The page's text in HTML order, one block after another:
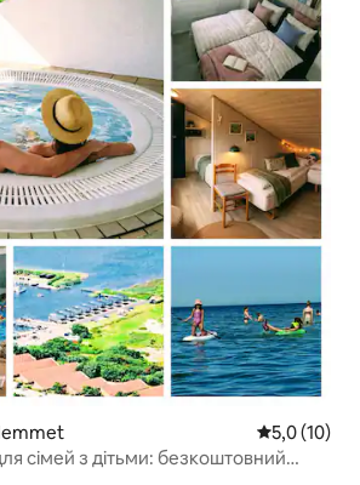
Середня
5,0 (10)
сімей з дітьми: безкоштовний